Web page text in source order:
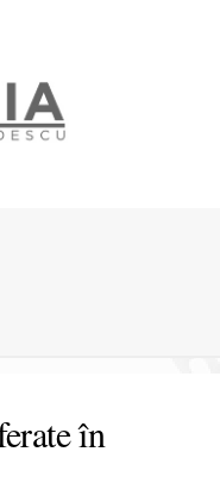
în